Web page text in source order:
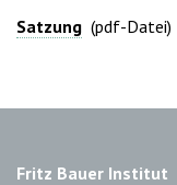
Satzung (pdf-Datei)
Fritz Bauer Institut